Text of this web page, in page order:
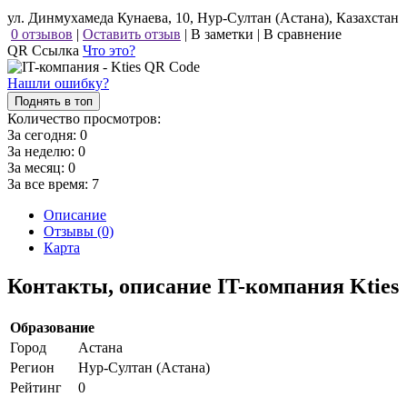
ул. Динмухамеда Кунаева, 10, Нур-Султан (Астана), Казахстан
0 отзывов | Оставить отзыв | В заметки | В сравнение
QR Ссылка Что это?
Нашли ошибку?
Поднять в топ
Количество просмотров:
За сегодня: 0
За неделю: 0
За месяц: 0
За все время: 7
Описание
Отзывы (0)
Карта
Контакты, описание IT-компания Kties
Образование
Город
Астана
Регион
Нур-Султан (Астана)
Рейтинг
0